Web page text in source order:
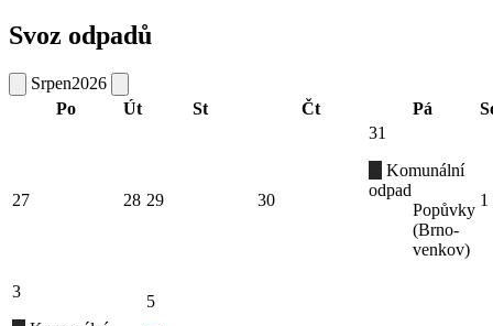
Svoz odpadů
Srpen2026
Po
Út St Čt Pá
27 28 29 30
31
Komunální
odpad
Popůvky
(Brno-
venkov)
1
3
5